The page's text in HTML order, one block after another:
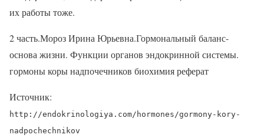
их работы тоже.
2 часть.Мороз Ирина Юрьевна.Гормональный баланс-
основа жизни. Функции органов эндокринной системы.
гормоны коры надпочечников биохимия реферат
Источник:
http://endokrinologiya.com/hormones/gormony-kory-
nadpochechnikov